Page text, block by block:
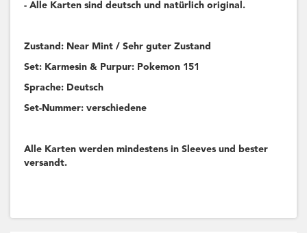
- Alle Karten sind deutsch und natürlich original.
Zustand: Near Mint / Sehr guter Zustand
Set: Karmesin & Purpur: Pokemon 151
Sprache: Deutsch
Set-Nummer: verschiedene
Alle Karten werden mindestens in Sleeves und bester
versandt.